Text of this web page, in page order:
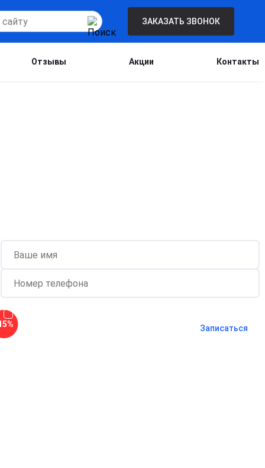
ЗАКАЗАТЬ ЗВОНОК
Отзывы Акции Контакты
Записаться